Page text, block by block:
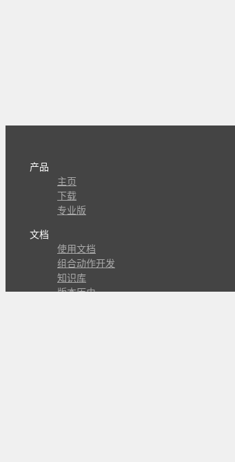
产品
主页
下载
专业版
文档
使用文档
组合动作开发
知识库
版本历史